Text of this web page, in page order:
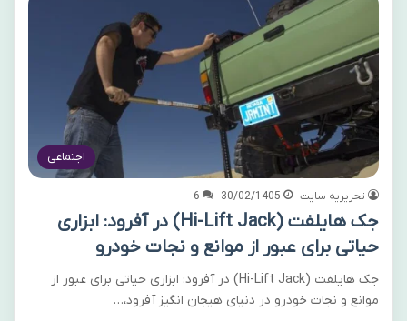
اجتماعی
تحریریه سایت 30/02/1405
6
جک هایلفت (Hi-Lift Jack) در آفرود: ابزاری
حیاتی برای عبور از موانع و نجات خودرو
جک هایلفت (Hi-Lift Jack) در آفرود: ابزاری حیاتی برای عبور از
موانع و نجات خودرو در دنیای هیجان انگیز آفرود،…